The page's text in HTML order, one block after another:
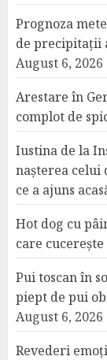
Prognoza
de precipitații
August 6, 2026
Arestare în
complot de
Iustina de la
nașterea celui
ce a ajuns
Hot dog cu
care
Pui toscan în
piept de pui
August 6, 2026
Revederi